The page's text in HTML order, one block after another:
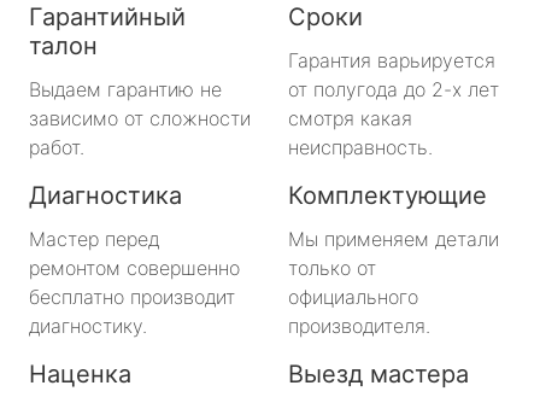
Гарантийный
талон
Выдаем гарантию не
зависимо от сложности
работ.
Сроки
Гарантия варьируется
от полугода до 2-х лет
смотря какая
неисправность.
Диагностика
Мастер перед
ремонтом совершенно
бесплатно производит
диагностику.
Комплектующие
Мы применяем детали
только от
официального
производителя.
Наценка Выезд мастера